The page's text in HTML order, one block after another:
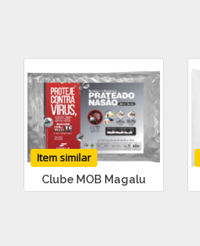
Item similar
Clube MOB Magalu